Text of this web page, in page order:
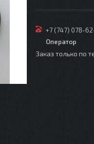
+7 (747) 078-
Оператор
Заказ только по